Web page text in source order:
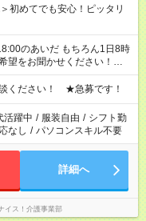
初めてでも安心！ピッタリ
のあいだ もちろん1日8時
望をお聞かせください！★家
慮なくご相談ください。 ※
ください！ ★急募です！
活躍中 / 服装自由 / シフト勤
なし / パソコンスキル不要
詳細へ
イス！介護事業部